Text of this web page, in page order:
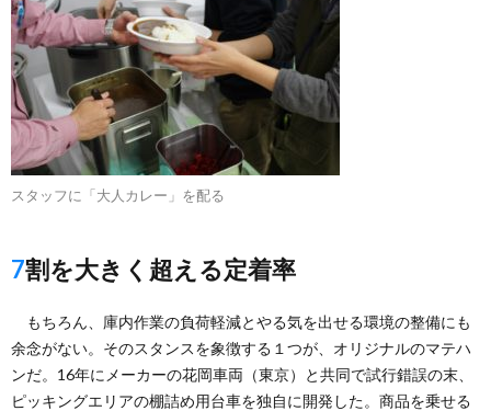
スタッフに「大人カレー」を配る
7割を大きく超える定着率
もちろん、庫内作業の負荷軽減とやる気を出せる環境の整備にも
余念がない。そのスタンスを象徴する１つが、オリジナルのマテハ
ンだ。16年にメーカーの花岡車両（東京）と共同で試行錯誤の末、
ピッキングエリアの棚詰め用台車を独自に開発した。商品を乗せる